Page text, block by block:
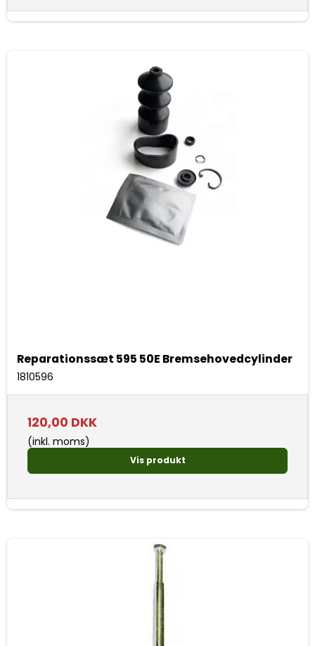
Reparationssæt 595 50E Bremsehovedcylinder
1810596
120,00 DKK
(inkl. moms)
Vis produkt